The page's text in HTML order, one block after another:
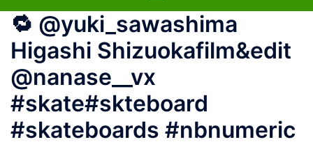
ス
ル
ニ
ュ
ー
🔁 @yuki_sawashima
Higashi Shizuoka️film&edit
@nanase__vx
#skate#skteboard
#skateboards #nbnumeric